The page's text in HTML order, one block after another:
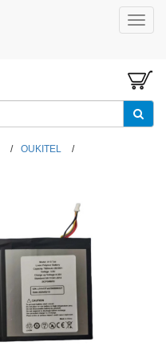
/ OUKITEL /